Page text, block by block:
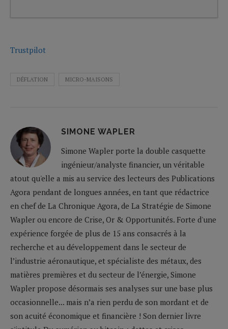
Trustpilot
DÉFLATION MICRO-MAISONS
SIMONE WAPLER
Simone Wapler porte la double casquette
ingénieur/analyste financier, un véritable
atout qu'elle a mis au service des lecteurs des Publications
Agora pendant de longues années, en tant que rédactrice
en chef de La Chronique Agora, de La Stratégie de Simone
Wapler ou encore de Crise, Or & Opportunités. Forte d'une
expérience forgée de plus de 15 ans consacrés à la
recherche et au développement dans le secteur de
l’industrie aéronautique, et spécialiste des métaux, des
matières premières et du secteur de l’énergie, Simone
Wapler propose désormais ses analyses sur une base plus
occasionnelle... mais n’a rien perdu de son mordant et de
son acuité économique et financière ! Son dernier livre